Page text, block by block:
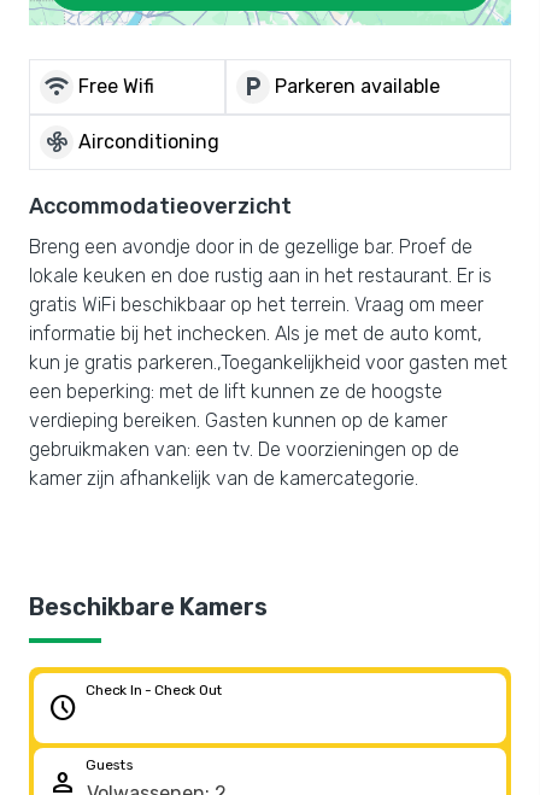
wifi Free Wifi local_parking Parkeren available
mode_fan Airconditioning
Accommodatieoverzicht
Breng een avondje door in de gezellige bar. Proef de
lokale keuken en doe rustig aan in het restaurant. Er is
gratis WiFi beschikbaar op het terrein. Vraag om meer
informatie bij het inchecken. Als je met de auto komt,
kun je gratis parkeren.,Toegankelijkheid voor gasten met
een beperking: met de lift kunnen ze de hoogste
verdieping bereiken. Gasten kunnen op de kamer
gebruikmaken van: een tv. De voorzieningen op de
kamer zijn afhankelijk van de kamercategorie.
Beschikbare Kamers
schedule
Check In - Check Out
person
Guests